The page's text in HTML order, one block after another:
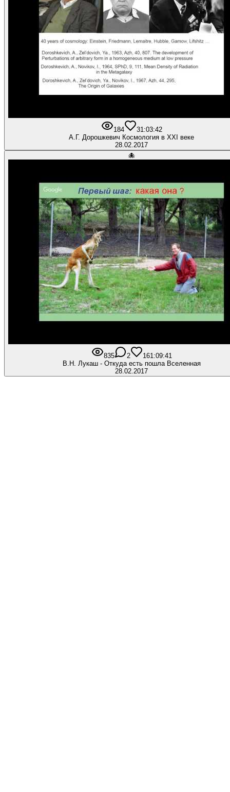
184 31:03:42
А.Г. Дорошкевич Космология в XXI веке
28.02.2017
🐙
835 2 161:09:41
В.Н. Лукаш - Откуда есть пошла Вселенная
28.02.2017